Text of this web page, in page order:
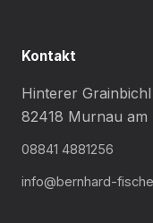
Kontakt
Hinterer Grainbichl
82418 Murnau am
08841 4881256
info@bernhard-